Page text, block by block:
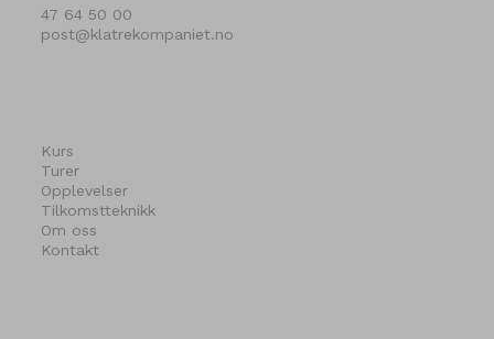
47 64 50 00
post@klatrekompaniet.no
Kurs
Turer
Opplevelser
Tilkomstteknikk
Om oss
Kontakt